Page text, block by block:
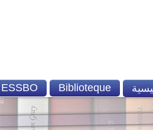
ESSBO Biblioteque